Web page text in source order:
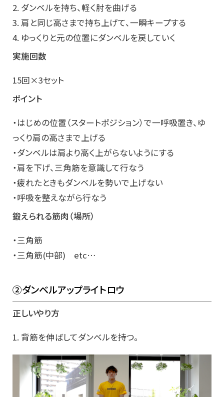
2. ダンベルを持ち、軽く肘を曲げる
3. 肩と同じ高さまで持ち上げて、一瞬キープする
4. ゆっくりと元の位置にダンベルを戻していく
実施回数
15回×3セット
ポイント
・はじめの位置（スタートポジション）で一呼吸置き、ゆ
っくり肩の高さまで上げる
・ダンベルは肩より高く上がらないようにする
・肩を下げ、三角筋を意識して行なう
・疲れたときもダンベルを勢いで上げない
・呼吸を整えながら行なう
鍛えられる筋肉（場所）
・三角筋
・三角筋(中部) etc…
②ダンベルアップライトロウ
正しいやり方
1. 背筋を伸ばしてダンベルを持つ。